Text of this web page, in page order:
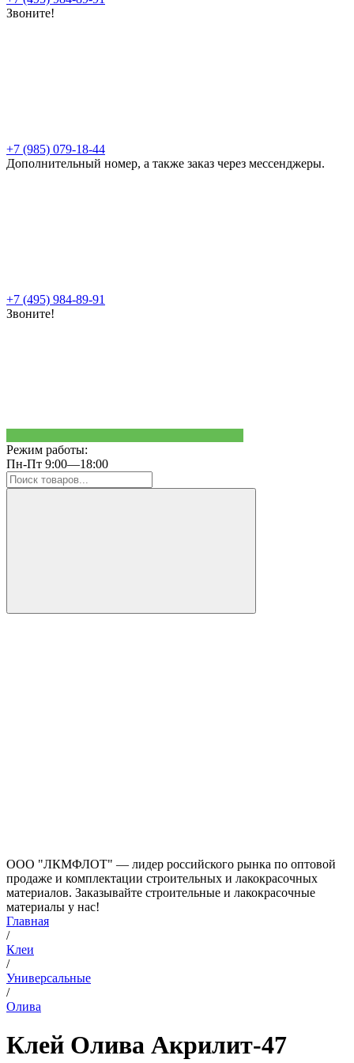
Звоните!
+7 (985) 079-18-44
Дополнительный номер, а также заказ через мессенджеры.
+7 (495) 984-89-91
Звоните!
Режим работы:
Пн-Пт 9:00—18:00
ООО "ЛКМФЛОТ" — лидер российского рынка по оптовой
продаже и комплектации строительных и лакокрасочных
материалов. Заказывайте строительные и лакокрасочные
материалы у нас!
Главная
/
Клеи
/
Универсальные
/
Олива
Клей Олива Акрилит-47